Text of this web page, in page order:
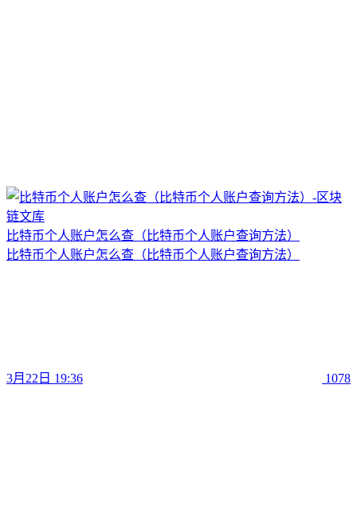
比特币个人账户怎么查（比特币个人账户查询方法）
比特币个人账户怎么查（比特币个人账户查询方法）
3月22日 19:36 1078